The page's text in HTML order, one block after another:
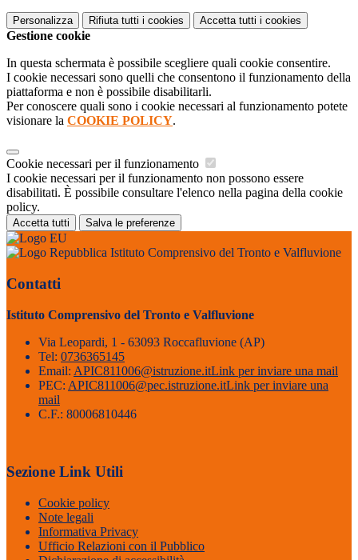
Personalizza Rifiuta tutti i cookies Accetta tutti i cookies
Gestione cookie
In questa schermata è possibile scegliere quali cookie consentire.
I cookie necessari sono quelli che consentono il funzionamento della
piattaforma e non è possibile disabilitarli.
Per conoscere quali sono i cookie necessari al funzionamento potete
visionare la COOKIE POLICY.
Cookie necessari per il funzionamento
I cookie necessari per il funzionamento non possono essere
disabilitati. È possibile consultare l'elenco nella pagina della cookie
policy.
Accetta tutti Salva le preferenze
Istituto Comprensivo del Tronto e Valfluvione
Contatti
Istituto Comprensivo del Tronto e Valfluvione
Via Leopardi, 1 - 63093 Roccafluvione (AP)
Tel: 0736365145
Email: APIC811006@istruzione.itLink per inviare una mail
PEC: APIC811006@pec.istruzione.itLink per inviare una
mail
C.F.: 80006810446
Sezione Link Utili
Cookie policy
Note legali
Informativa Privacy
Ufficio Relazioni con il Pubblico